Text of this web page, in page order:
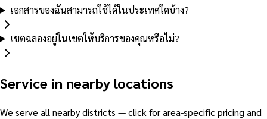
เอกสารของฉันสามารถใช้ได้ในประเทศใดบ้าง?
เขตฉลองอยู่ในเขตให้บริการของคุณหรือไม่?
Service in nearby locations
We serve all nearby districts — click for area-specific pricing and